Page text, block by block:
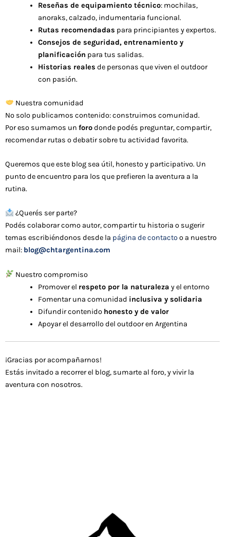
Reseñas de equipamiento técnico: mochilas,
anoraks, calzado, indumentaria funcional.
Rutas recomendadas para principiantes y expertos.
Consejos de seguridad, entrenamiento y
planificación para tus salidas.
Historias reales de personas que viven el outdoor
con pasión.
Nuestra comunidad
No solo publicamos contenido: construimos comunidad.
Por eso sumamos un forodonde podés preguntar, compartir,
recomendar rutas o debatir sobre tu actividad favorita.
Queremos que este blog sea útil, honesto y participativo. Un
punto de encuentro para los que prefieren la aventura a la
rutina.
¿Querés ser parte?
Podés colaborar como autor, compartir tu historia o sugerir
temas escribiéndonos desde la página de contactoo a nuestro
mail: blog@chtargentina.com
Nuestro compromiso
Promover el respeto por la naturaleza y el entorno
Fomentar una comunidad inclusiva y solidaria
Difundir contenido honesto y de valor
Apoyar el desarrollo del outdoor en Argentina
¡Gracias por acompañarnos!
Estás invitado a recorrer el blog, sumarte al foro, y vivir la
aventura con nosotros.